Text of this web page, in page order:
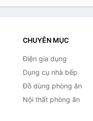
CHUYÊN MỤC
Điện gia dụng
Dụng cụ nhà bếp
Đồ dùng phòng ăn
Nội thất phòng ăn